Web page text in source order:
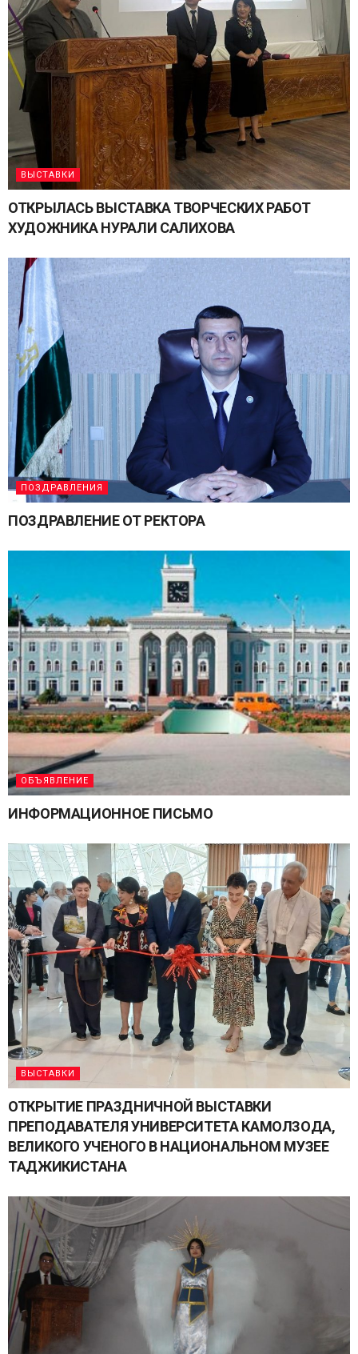
ВЫСТАВКИ
ОТКРЫЛАСЬ ВЫСТАВКА ТВОРЧЕСКИХ РАБОТ
ХУДОЖНИКА НУРАЛИ САЛИХОВА
ПОЗДРАВЛЕНИЯ
ПОЗДРАВЛЕНИЕ ОТ РЕКТОРА
ОБЪЯВЛЕНИЕ
ИНФОРМАЦИОННОЕ ПИСЬМО
ВЫСТАВКИ
ОТКРЫТИЕ ПРАЗДНИЧНОЙ ВЫСТАВКИ
ПРЕПОДАВАТЕЛЯ УНИВЕРСИТЕТА КАМОЛЗОДА,
ВЕЛИКОГО УЧЕНОГО В НАЦИОНАЛЬНОМ МУЗЕЕ
ТАДЖИКИСТАНА